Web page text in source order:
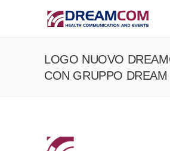
LOGO NUOVO
CON GRUPPO DREAM